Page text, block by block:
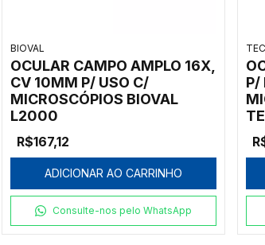
BIOVAL
OCULAR CAMPO AMPLO 16X,
CV 10MM P/ USO C/
MICROSCÓPIOS BIOVAL
L2000
R$167,12
ADICIONAR AO CARRINHO
Consulte-nos pelo WhatsApp
P/